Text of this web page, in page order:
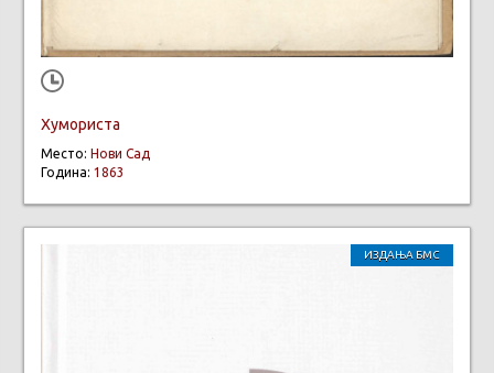
Хумориста
Место: Нови Сад
Година: 1863
ИЗДАЊА БМС